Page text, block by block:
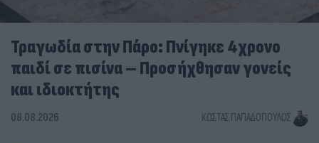
Τραγωδία στην Πάρο: Πνίγηκε 4χρονο
παιδί σε πισίνα – Προσήχθησαν γονείς
και ιδιοκτήτης
08.08.2026 ΚΏΣΤΑΣ ΠΑΠΑΔΌΠΟΥΛΟΣ